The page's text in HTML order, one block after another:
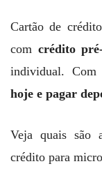
Cartão de
com crédito
individual. Com
hoje e pagar
Veja quais são
crédito para